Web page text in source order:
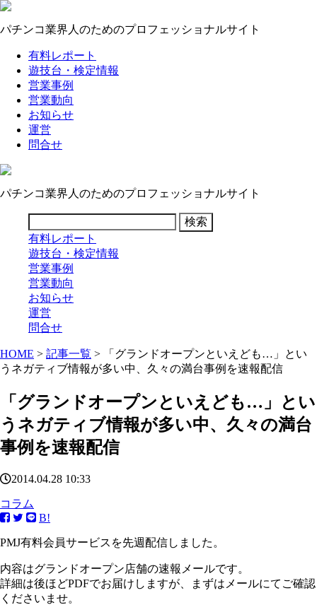
パチンコ業界人のためのプロフェッショナルサイト
有料レポート
遊技台・検定情報
営業事例
営業動向
お知らせ
運営
問合せ
パチンコ業界人のためのプロフェッショナルサイト
有料レポート
遊技台・検定情報
営業事例
営業動向
お知らせ
運営
問合せ
HOME > 記事一覧 > 「グランドオープンといえども…」とい
うネガティブ情報が多い中、久々の満台事例を速報配信
「グランドオープンといえども…」とい
うネガティブ情報が多い中、久々の満台
事例を速報配信
2014.04.28 10:33
コラム
B!
PMJ有料会員サービスを先週配信しました。
内容はグランドオープン店舗の速報メールです。
詳細は後ほどPDFでお届けしますが、まずはメールにてご確認
くださいませ。